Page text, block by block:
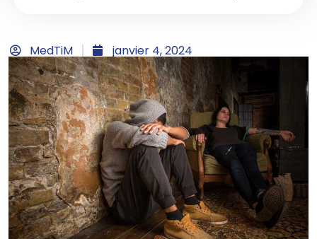
MedTiM janvier 4, 2024